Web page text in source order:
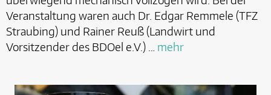
Veranstaltung waren auch Dr. Edgar Remmele (TFZ
Straubing) und Rainer Reuß (Landwirt und
Vorsitzender des BDOel e.V.) … mehr